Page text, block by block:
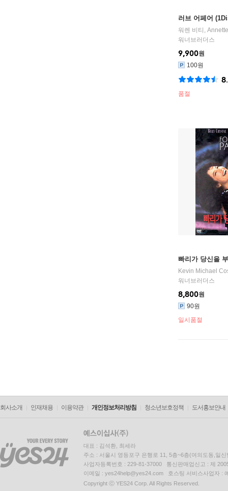
러브 어페어
워렌 비티 ,
워너브러더스
9,900원
100원
품절
빠리가 당신을
Kevin Michael
워너브러더스
8,800원
90원
일시품절
회사소개 인재채용 이용약관 개인정보처리방침 청소년보호정책 도서홍보안내
대표 : 김석환, 최세라
주소 : 서울시 영등포구 은행로 11, 5층~6층(여의도동,일신
사업자등록번호 : 229-81-37000 통신판매업신고 : 제
이메일 : yes24help@yes24.com 호스팅 서비스사업자 :
Copyright ⓒ YES24 Corp. All Rights Reserved.